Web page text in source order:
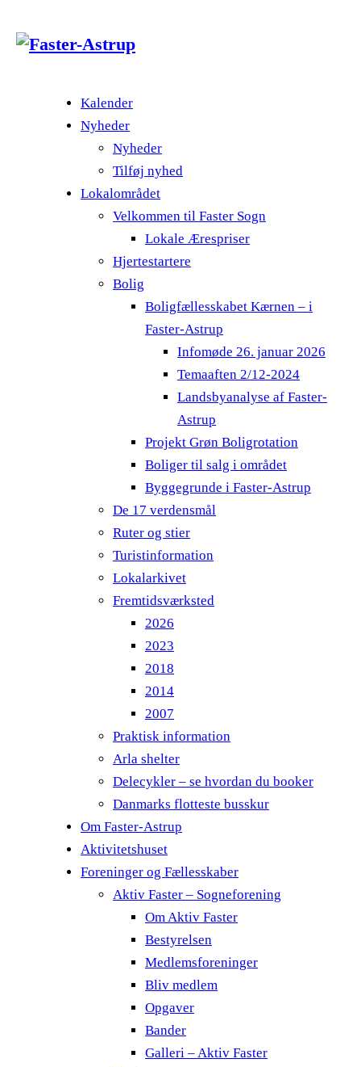
Kalender
Nyheder
Nyheder
Tilføj nyhed
Lokalområdet
Velkommen til Faster Sogn
Lokale Ærespriser
Hjertestartere
Bolig
Boligfællesskabet Kærnen – i
Faster-Astrup
Infomøde 26. januar 2026
Temaaften 2/12-2024
Landsbyanalyse af Faster-
Astrup
Projekt Grøn Boligrotation
Boliger til salg i området
Byggegrunde i Faster-Astrup
De 17 verdensmål
Ruter og stier
Turistinformation
Lokalarkivet
Fremtidsværksted
2026
2023
2018
2014
2007
Praktisk information
Arla shelter
Delecykler – se hvordan du booker
Danmarks flotteste busskur
Om Faster-Astrup
Aktivitetshuset
Foreninger og Fællesskaber
Aktiv Faster – Sogneforening
Om Aktiv Faster
Bestyrelsen
Medlemsforeninger
Bliv medlem
Opgaver
Bander
Galleri – Aktiv Faster